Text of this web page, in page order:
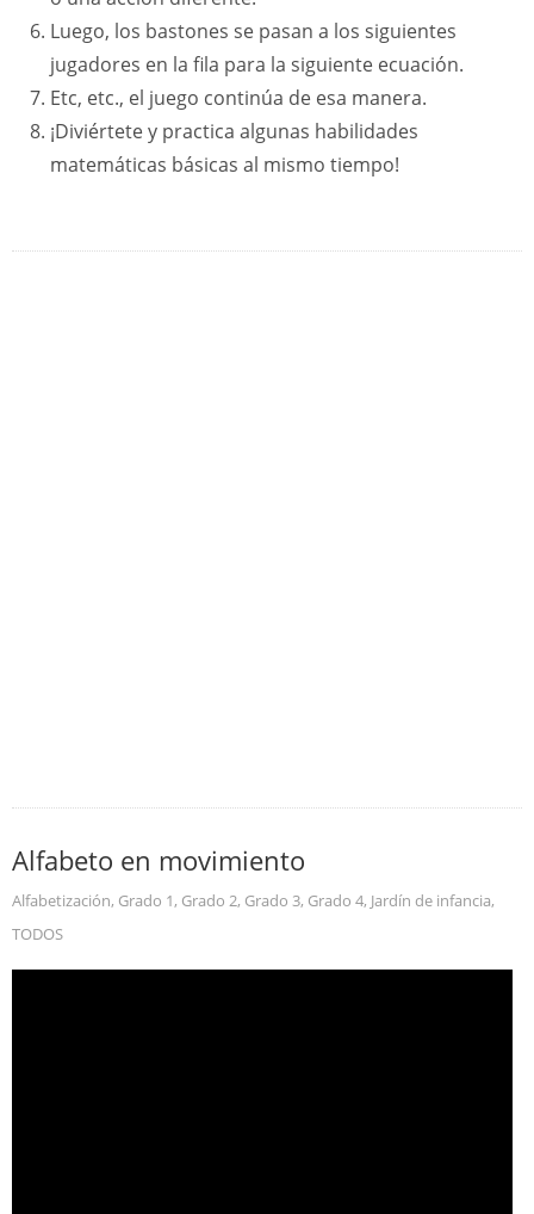
Luego, los bastones se pasan a los siguientes
jugadores en la fila para la siguiente ecuación.
Etc, etc., el juego continúa de esa manera.
¡Diviértete y practica algunas habilidades
matemáticas básicas al mismo tiempo!
Alfabeto en movimiento
Alfabetización, Grado 1, Grado 2, Grado 3, Grado 4, Jardín de infancia,
TODOS